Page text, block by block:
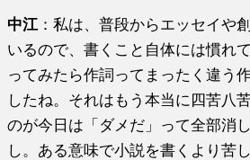
中江 ：私は、普段からエッセイや
いるので、書くこと自体には慣れ
ってみたら作詞ってまったく違う
したね。それはもう本当に四苦八
のが今日は「ダメだ」って全部消
し。ある意味で小説を書くより苦